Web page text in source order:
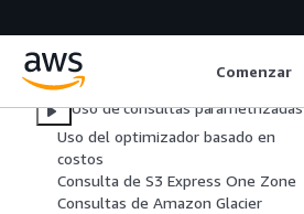
Comenzar
Trabajo con vistas
Uso de consultas guardadas
Uso de consultas parametrizadas
Uso del optimizador basado en
costos
Consulta de S3 Express One Zone
Consultas de Amazon Glacier